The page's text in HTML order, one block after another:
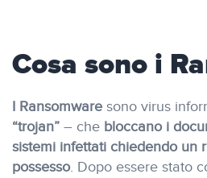
Cosa sono i
I Ransomware sono virus
“trojan” – che bloccano i
sistemi infettati chiedendo un
possesso. Dopo essere stato